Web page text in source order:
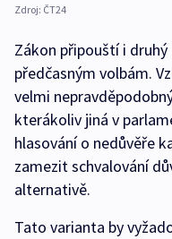
Zdroj: ČT24
Zákon připouští i
předčasným volbám.
velmi
kterákoliv jiná v
hlasování o nedůvěře
zamezit schvalování
alternativě.
Tato varianta by